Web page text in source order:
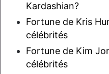
Kardashian?
Fortune de Kris
célébrités
Fortune de Kim
célébrités